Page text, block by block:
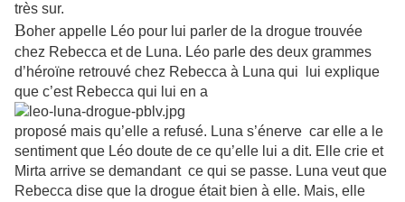
très sur.
Boher appelle Léo pour lui parler de la drogue trouvée
chez Rebecca et de Luna. Léo parle des deux grammes
d’héroïne retrouvé chez Rebecca à Luna qui lui explique
que c’est Rebecca qui lui en a
proposé mais qu’elle a refusé. Luna s’énerve car elle a le
sentiment que Léo doute de ce qu’elle lui a dit. Elle crie et
Mirta arrive se demandant ce qui se passe. Luna veut que
Rebecca dise que la drogue était bien à elle. Mais, elle